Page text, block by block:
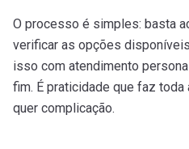
O processo é simples: basta
verificar as opções
isso com atendimento
fim. É praticidade que faz toda
quer complicação.